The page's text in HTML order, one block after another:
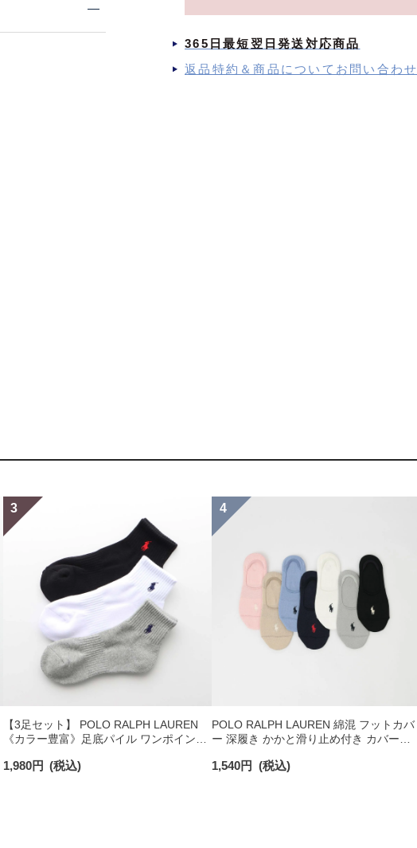
365日最短翌日発送対応商品
返品特約＆商品についてお問い合わせ
【3足セット】 POLO RALPH LAUREN
《カラー豊富》足底パイル ワンポイント
ンズ 92009604
1,980円 (税込)
POLO RALPH LAUREN 綿混 フットカバ
ー 深履き かかと滑り止め付き カバーソ
1,540円 (税込)